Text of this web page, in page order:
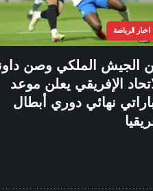
اخبار الرياضة
الجيش الملكي وصن
الإفريقي يعلن موعد
نهائي دوري أبطال